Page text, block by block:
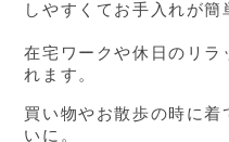
しやすくてお手入れが簡
在宅ワークや休日のリラ
れます。
買い物やお散歩の時に着
いに。